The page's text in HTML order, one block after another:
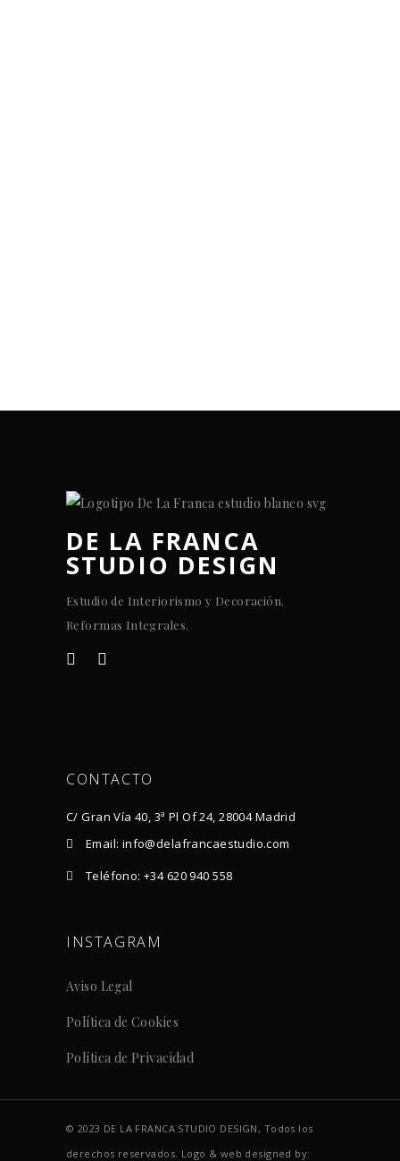
DE LA FRANCA
STUDIO DESIGN
Estudio de Interiorismo y Decoración.
Reformas Integrales.
CONTACTO
C/ Gran Vía 40, 3ª Pl Of 24, 28004 Madrid
Email: info@delafrancaestudio.com
Teléfono: +34 620 940 558
INSTAGRAM
Aviso Legal
Política de Cookies
Política de Privacidad
© 2023 DE LA FRANCA STUDIO DESIGN, Todos los
derechos reservados. Logo & web designed by: